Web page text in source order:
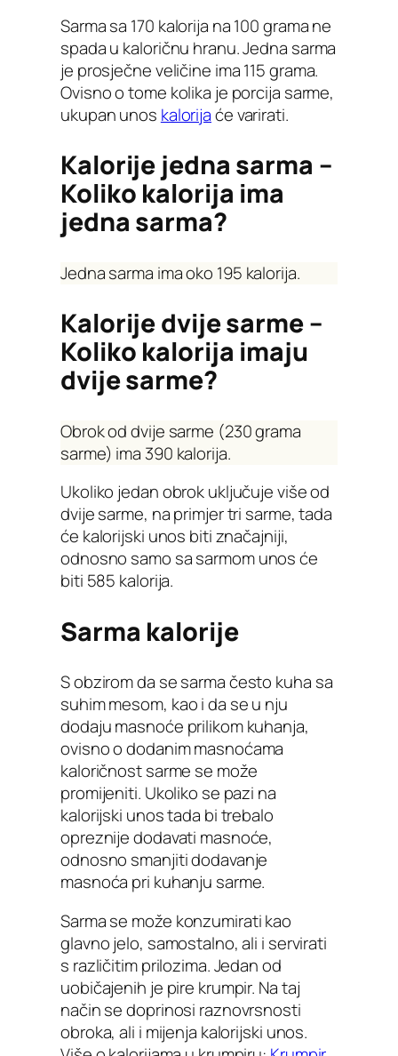
Sarma sa 170 kalorija na 100 grama ne
spada u kaloričnu hranu. Jedna sarma
je prosječne veličine ima 115 grama.
Ovisno o tome kolika je porcija sarme,
ukupan unos kalorijaće varirati.
Kalorije jedna sarma –
Koliko kalorija ima
jedna sarma?
Jedna sarma ima oko 195 kalorija.
Kalorije dvije sarme –
Koliko kalorija imaju
dvije sarme?
Obrok od dvije sarme (230 grama
sarme) ima 390 kalorija.
Ukoliko jedan obrok uključuje više od
dvije sarme, na primjer tri sarme, tada
će kalorijski unos biti značajniji,
odnosno samo sa sarmom unos će
biti 585 kalorija.
Sarma kalorije
S obzirom da se sarma često kuha sa
suhim mesom, kao i da se u nju
dodaju masnoće prilikom kuhanja,
ovisno o dodanim masnoćama
kaloričnost sarme se može
promijeniti. Ukoliko se pazi na
kalorijski unos tada bi trebalo
opreznije dodavati masnoće,
odnosno smanjiti dodavanje
masnoća pri kuhanju sarme.
Sarma se može konzumirati kao
glavno jelo, samostalno, ali i servirati
s različitim prilozima. Jedan od
uobičajenih je pire krumpir. Na taj
način se doprinosi raznovrsnosti
obroka, ali i mijenja kalorijski unos.